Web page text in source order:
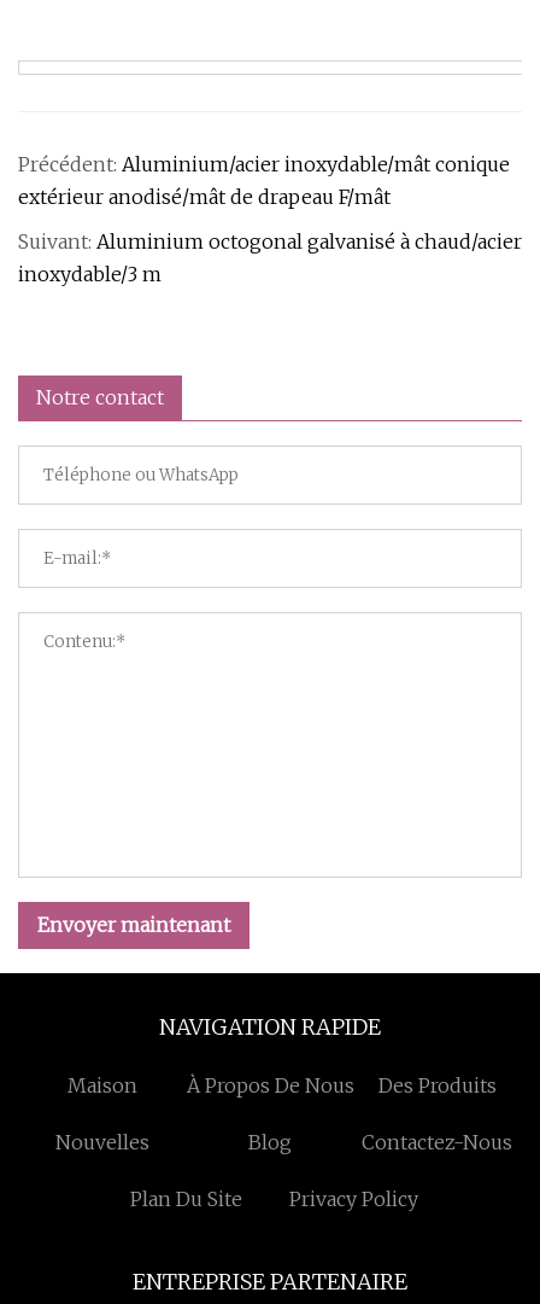
Précédent: Aluminium/acier inoxydable/mât conique
extérieur anodisé/mât de drapeau F/mât
Suivant: Aluminium octogonal galvanisé à chaud/acier
inoxydable/3 m
Notre contact
Envoyer maintenant
NAVIGATION RAPIDE
Maison À Propos De Nous Des Produits
Nouvelles Blog Contactez-Nous
Plan Du Site Privacy Policy
ENTREPRISE PARTENAIRE